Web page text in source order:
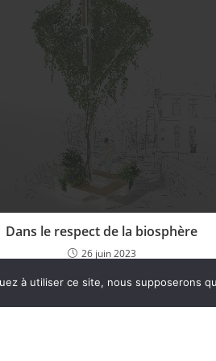
Dans le respect de la biosphère
26 juin 2023
nous Politique de
de vente
à utiliser ce site, nous supposerons